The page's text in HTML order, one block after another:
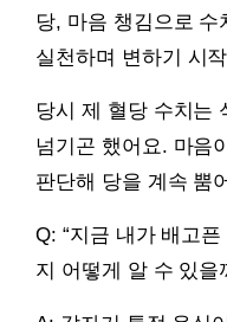
당, 마음 챙김으로
실천하며 변하기 시
당시 제 혈당 수치는
넘기곤 했어요. 마음
판단해 당을 계속 뿜
Q: “지금 내가 배고
지 어떻게 알 수 있을